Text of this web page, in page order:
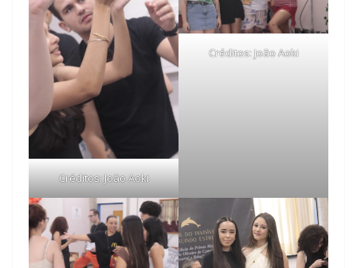
Créditos: João Aoki
Créditos: João Aoki